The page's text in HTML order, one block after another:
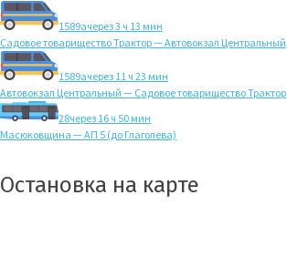
1589ачерез 3 ч 13 мин
Садовое товарищество Трактор — Автовокзал Центральный
1589ачерез 11 ч 23 мин
Автовокзал Центральный — Садовое товарищество Трактор
28через 16 ч 50 мин
Масюковщина — АП 5 (до Глаголева)
Остановка на карте